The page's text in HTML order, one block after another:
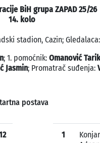
BiH grupa ZAPAD 25/26
14. kolo
stadion, Cazin; Gledalaca:
; 1. pomoćnik: Omanović Tarik
Jasmin; Promatrač suđenja:
postava
1